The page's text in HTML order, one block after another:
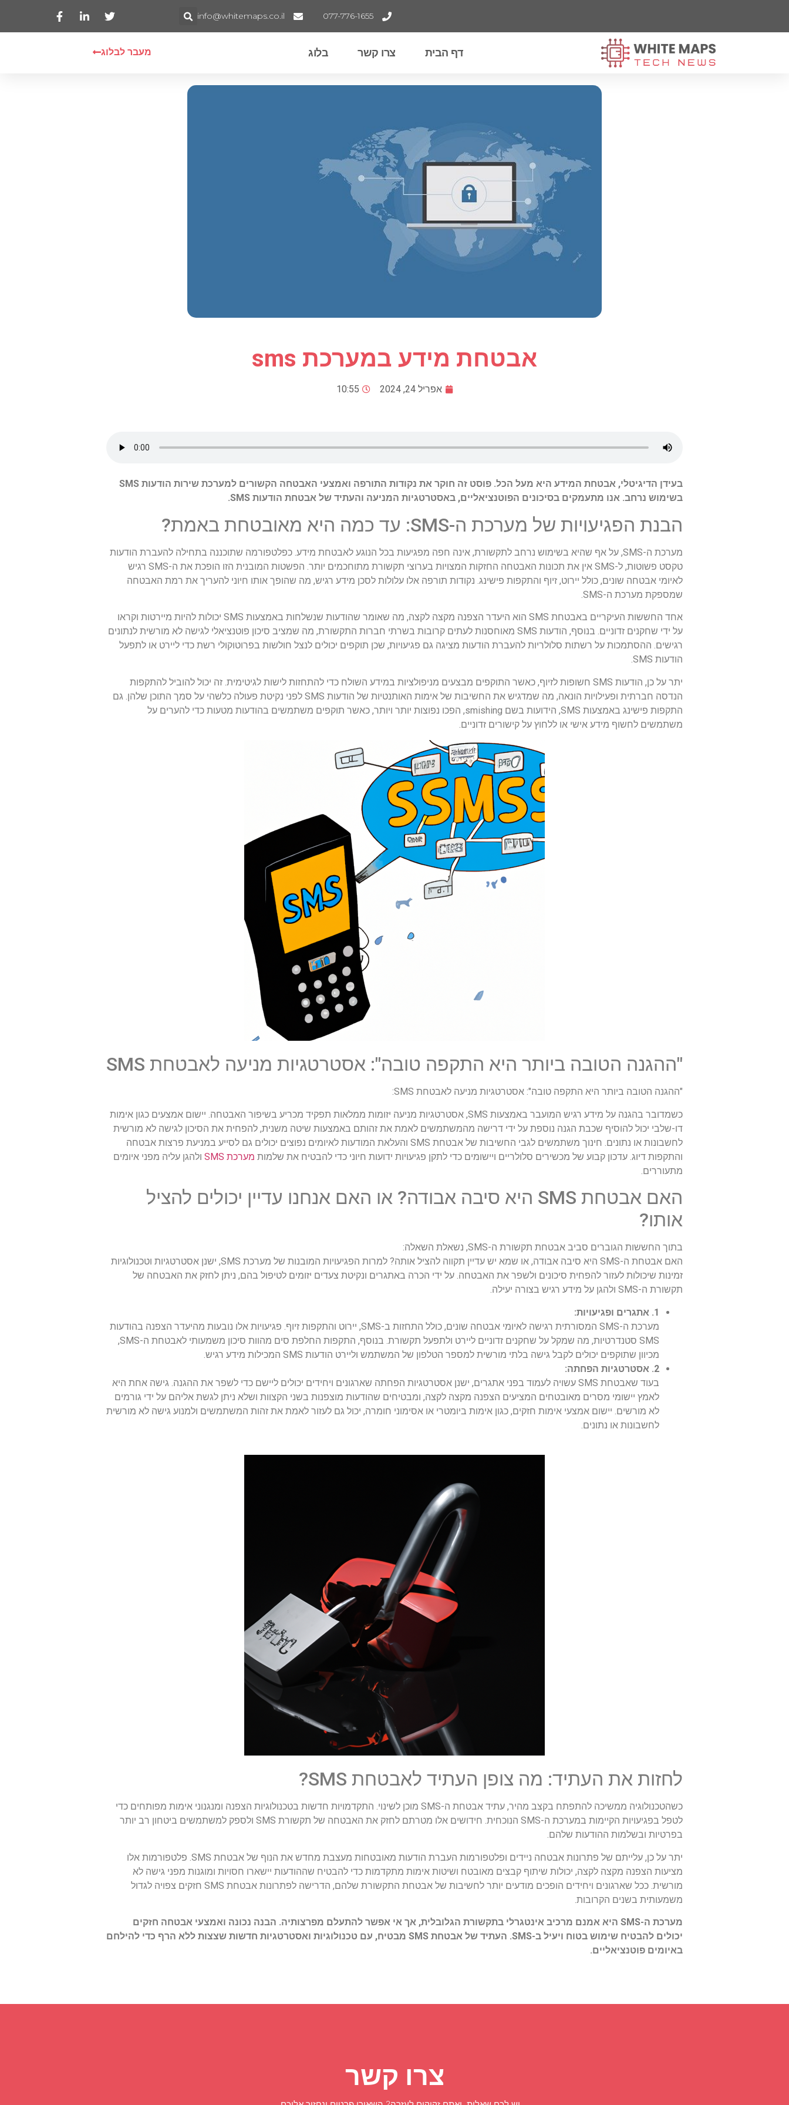
077-776-1655
info@whitemaps.co.il
דף הבית צרו קשר בלוג מעבר לבלוג
אבטחת מידע במערכת sms
אפריל 24, 2024 10:55
בעידן הדיגיטלי, אבטחת המידע היא מעל הכל. פוסט זה חוקר את נקודות התורפה ואמצעי האבטחה הקשורים למערכת שירות הודעות SMS
בשימוש נרחב. אנו מתעמקים בסיכונים הפוטנציאליים, באסטרטגיות המניעה והעתיד של אבטחת הודעות SMS.
הבנת הפגיעויות של מערכת ה-SMS: עד כמה היא מאובטחת באמת?
מערכת ה-SMS, על אף שהיא בשימוש נרחב לתקשורת, אינה חפה מפגיעות בכל הנוגע לאבטחת מידע. כפלטפורמה שתוכננה בתחילה להעברת הודעות
טקסט פשוטות, ל-SMS אין את תכונות האבטחה החזקות המצויות בערוצי תקשורת מתוחכמים יותר. הפשטות המובנית הזו הופכת את ה-SMS רגיש
לאיומי אבטחה שונים, כולל יירוט, זיוף והתקפות פישינג. נקודות תורפה אלו עלולות לסכן מידע רגיש, מה שהופך אותו חיוני להעריך את רמת האבטחה
שמספקת מערכת ה-SMS.
אחד החששות העיקריים באבטחת SMS הוא היעדר הצפנה מקצה לקצה, מה שאומר שהודעות שנשלחות באמצעות SMS יכולות להיות מיירטות וקראו
על ידי שחקנים זדוניים. בנוסף, הודעות SMS מאוחסנות לעתים קרובות בשרתי חברות התקשורת, מה שמציב סיכון פוטנציאלי לגישה לא מורשית לנתונים
רגישים. ההסתמכות על רשתות סלולריות להעברת הודעות מציגה גם פגיעויות, שכן תוקפים יכולים לנצל חולשות בפרוטוקולי רשת כדי ליירט או לתפעל
הודעות SMS.
יתר על כן, הודעות SMS חשופות לזיוף, כאשר התוקפים מבצעים מניפולציות במידע השולח כדי להתחזות לישות לגיטימית. זה יכול להוביל להתקפות
הנדסה חברתית ופעילויות הונאה, מה שמדגיש את החשיבות של אימות האותנטיות של הודעות SMS לפני נקיטת פעולה כלשהי על סמך התוכן שלהן. גם
התקפות פישינג באמצעות SMS, הידועות בשם smishing, הפכו נפוצות יותר ויותר, כאשר תוקפים משתמשים בהודעות מטעות כדי להערים על
משתמשים לחשוף מידע אישי או ללחוץ על קישורים זדוניים.
"ההגנה הטובה ביותר היא התקפה טובה": אסטרטגיות מניעה לאבטחת SMS
"ההגנה הטובה ביותר היא התקפה טובה": אסטרטגיות מניעה לאבטחת SMS:
כשמדובר בהגנה על מידע רגיש המועבר באמצעות SMS, אסטרטגיות מניעה יזומות ממלאות תפקיד מכריע בשיפור האבטחה. יישום אמצעים כגון אימות
דו-שלבי יכול להוסיף שכבת הגנה נוספת על ידי דרישה מהמשתמשים לאמת את זהותם באמצעות שיטה משנית, להפחית את הסיכון לגישה לא מורשית
לחשבונות או נתונים. חינוך משתמשים לגבי החשיבות של אבטחת SMS והעלאת המודעות לאיומים נפוצים יכולים גם לסייע במניעת פרצות אבטחה
והתקפות דיוג. עדכון קבוע של מכשירים סלולריים ויישומים כדי לתקן פגיעויות ידועות חיוני כדי להבטיח את שלמות מערכת SMS
ולהגן עליה מפני איומים
מתעוררים.
האם אבטחת SMS היא סיבה אבודה? או האם אנחנו עדיין יכולים להציל
אותו?
בתוך החששות הגוברים סביב אבטחת תקשורת ה-SMS, נשאלת השאלה:
האם אבטחת ה-SMS היא סיבה אבודה, או שמא יש עדיין תקווה להציל אותה? למרות הפגיעויות המובנות של מערכת SMS, ישנן אסטרטגיות וטכנולוגיות
זמינות שיכולות לעזור להפחית סיכונים ולשפר את האבטחה. על ידי הכרה באתגרים ונקיטת צעדים יזומים לטיפול בהם, ניתן לחזק את האבטחה של
תקשורת ה-SMS ולהגן על מידע רגיש בצורה יעילה.
1. אתגרים ופגיעויות:
מערכת ה-SMS המסורתית רגישה לאיומי אבטחה שונים, כולל התחזות ב-SMS, יירוט והתקפות זיוף. פגיעויות אלו נובעות מהיעדר הצפנה בהודעות
SMS סטנדרטיות, מה שמקל על שחקנים זדוניים ליירט ולתפעל תקשורת. בנוסף, התקפות החלפת סים מהוות סיכון משמעותי לאבטחת ה-SMS,
מכיוון שתוקפים יכולים לקבל גישה בלתי מורשית למספר הטלפון של המשתמש וליירט הודעות SMS המכילות מידע רגיש.
2. אסטרטגיות הפחתה:
בעוד שאבטחת SMS עשויה לעמוד בפני אתגרים, ישנן אסטרטגיות הפחתה שארגונים ויחידים יכולים ליישם כדי לשפר את ההגנה. גישה אחת היא
לאמץ יישומי מסרים מאובטחים המציעים הצפנה מקצה לקצה, ומבטיחים שהודעות מוצפנות בשני הקצוות ושלא ניתן לגשת אליהם על ידי גורמים
לא מורשים. יישום אמצעי אימות חזקים, כגון אימות ביומטרי או אסימוני חומרה, יכול גם לעזור לאמת את זהות המשתמשים ולמנוע גישה לא מורשית
לחשבונות או נתונים.
לחזות את העתיד: מה צופן העתיד לאבטחת SMS?
כשהטכנולוגיה ממשיכה להתפתח בקצב מהיר, עתיד אבטחת ה-SMS מוכן לשינוי. התקדמויות חדשות בטכנולוגיות הצפנה ומנגנוני אימות מפותחים כדי
לטפל בפגיעויות הקיימות במערכת ה-SMS הנוכחית. חידושים אלו מטרתם לחזק את האבטחה של תקשורת SMS ולספק למשתמשים ביטחון רב יותר
בפרטיות ובשלמות ההודעות שלהם.
יתר על כן, עלייתם של פתרונות אבטחה ניידים ופלטפורמות העברת הודעות מאובטחות מעצבת מחדש את הנוף של אבטחת SMS. פלטפורמות אלו
מציעות הצפנה מקצה לקצה, יכולות שיתוף קבצים מאובטח ושיטות אימות מתקדמות כדי להבטיח שההודעות יישארו חסויות ומוגנות מפני גישה לא
מורשית. ככל שארגונים ויחידים הופכים מודעים יותר לחשיבות של אבטחת התקשורת שלהם, הדרישה לפתרונות אבטחת SMS חזקים צפויה לגדול
משמעותית בשנים הקרובות.
מערכת ה-SMS היא אמנם מרכיב אינטגרלי בתקשורת הגלובלית, אך אי אפשר להתעלם מפרצותיה. הבנה נכונה ואמצעי אבטחה חזקים
יכולים להבטיח שימוש בטוח ויעיל ב-SMS. העתיד של אבטחת SMS מבטיח, עם טכנולוגיות ואסטרטגיות חדשות שצצות ללא הרף כדי להילחם
באיומים פוטנציאליים.
צרו קשר